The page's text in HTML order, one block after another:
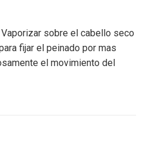
sobre el cabello seco
fijar el peinado por mas
el movimiento del